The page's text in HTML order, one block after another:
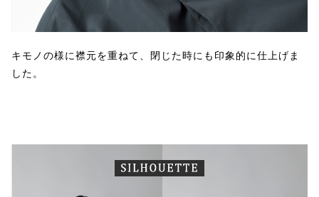
キモノの様に襟元を重ねて、閉じた時にも印象的に仕上げま
した。